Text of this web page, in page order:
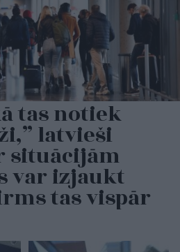
tas notiek
latvieši
situācijām
var izjaukt
tas vispār